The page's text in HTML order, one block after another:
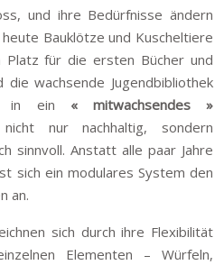
und ihre Bedürfnisse ändern
Bauklötze und Kuscheltiere
für die ersten Bücher und
die wachsende Jugendbibliothek
in ein « mitwachsendes »
nur nachhaltig, sondern
sinnvoll. Anstatt alle paar Jahre
sich ein modulares System den
an.
sich durch ihre Flexibilität
Elementen – Würfeln,